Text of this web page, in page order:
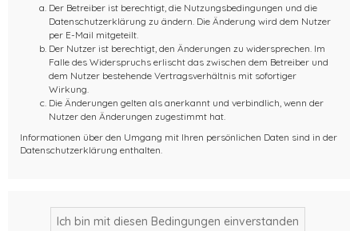
Der Betreiber ist berechtigt, die Nutzungsbedingungen und die
Datenschutzerklärung zu ändern. Die Änderung wird dem Nutzer
per E-Mail mitgeteilt.
Der Nutzer ist berechtigt, den Änderungen zu widersprechen. Im
Falle des Widerspruchs erlischt das zwischen dem Betreiber und
dem Nutzer bestehende Vertragsverhältnis mit sofortiger
Wirkung.
Die Änderungen gelten als anerkannt und verbindlich, wenn der
Nutzer den Änderungen zugestimmt hat.
Informationen über den Umgang mit Ihren persönlichen Daten sind in der
Datenschutzerklärung enthalten.